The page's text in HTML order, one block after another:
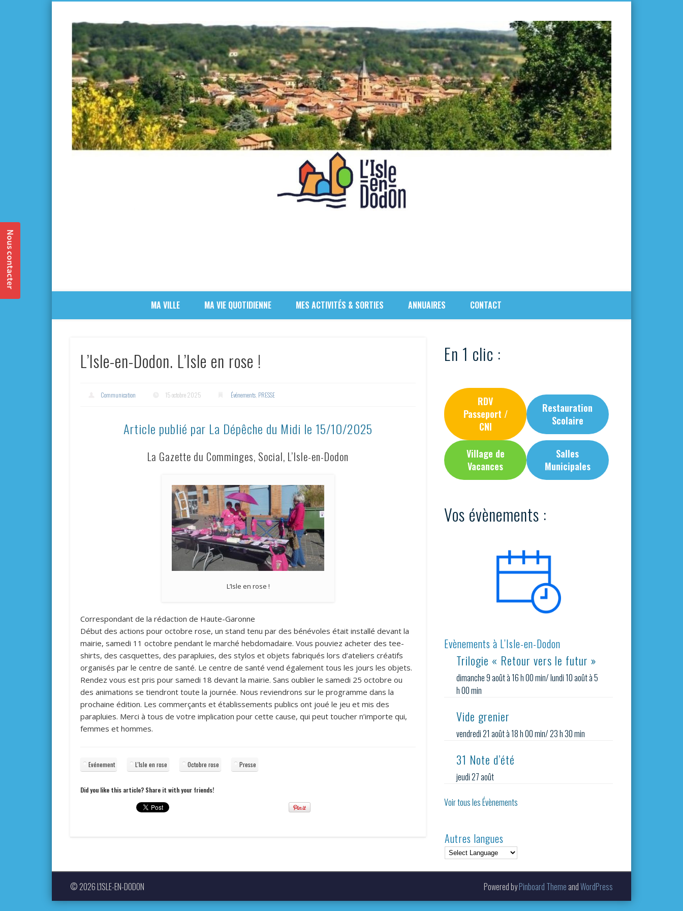
MA VILLE MA VIE QUOTIDIENNE MES ACTIVITÉS & SORTIES ANNUAIRES CONTACT
L’Isle-en-Dodon. L’Isle en rose !
Communication 15 octobre 2025 Événements PRESSE
Article publié par La Dépêche du Midi le 15/10/2025
La Gazette du Comminges, Social, L’Isle-en-Dodon
L’Isle en rose !
Correspondant de la rédaction de Haute-Garonne
Début des actions pour octobre rose, un stand tenu par des bénévoles était installé devant la
mairie, samedi 11 octobre pendant le marché hebdomadaire. Vous pouviez acheter des tee-
shirts, des casquettes, des parapluies, des stylos et objets fabriqués lors d’ateliers créatifs
organisés par le centre de santé. Le centre de santé vend également tous les jours les objets.
Rendez vous est pris pour samedi 18 devant la mairie. Sans oublier le samedi 25 octobre ou
des animations se tiendront toute la journée. Nous reviendrons sur le programme dans la
prochaine édition. Les commerçants et établissements publics ont joué le jeu et mis des
parapluies. Merci à tous de votre implication pour cette cause, qui peut toucher n’importe qui,
femmes et hommes.
Evénement L'Isle en rose Octobre rose Presse
Did you like this article? Share it with your friends!
En 1 clic :
RDV
Passeport /
CNI
Restauration
Scolaire
Village de
Vacances
Salles
Municipales
Vos évènements :
Evènements à L’Isle-en-Dodon
Trilogie « Retour vers le futur »
dimanche 9 août à 16 h 00 min/lundi 10 août à 5
h 00 min
Vide grenier
vendredi 21 août à 18 h 00 min/23 h 30 min
31 Note d’été
jeudi 27 août
Voir tous les Évènements
Autres langues
© 2026 L'ISLE-EN-DODON Powered byPinboard Theme andWordPress